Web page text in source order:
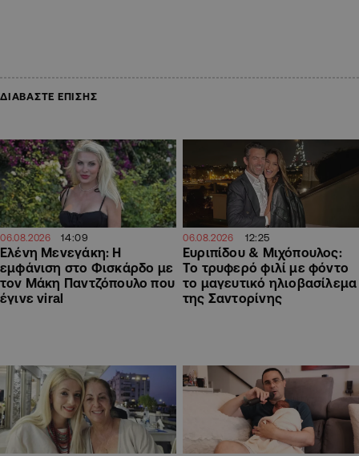
ΔΙΑΒΑΣΤΕ ΕΠΙΣΗΣ
06.08.2026 14:09
Ελένη Μενεγάκη: Η
εμφάνιση στο Φισκάρδο με
τον Μάκη Παντζόπουλο που
έγινε viral
06.08.2026 12:25
Ευριπίδου & Μιχόπουλος:
Το τρυφερό φιλί με φόντο
το μαγευτικό ηλιοβασίλεμα
της Σαντορίνης